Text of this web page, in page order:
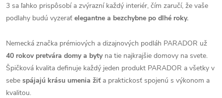
3 sa ľahko prispôsobí a zvýrazní každý interiér, čím zaručí, že vaše
podlahy budú vyzerať elegantne a bezchybne po dlhé roky.
Nemecká značka prémiových a dizajnových podláh PARADOR už
40 rokov pretvára domy a byty na tie najkrajšie domovy na svete.
Špičková kvalita definuje každý jeden produkt PARADOR a všetky v
sebe spájajú krásu umenia žiť a praktickosť spojenú s výkonom a
kvalitou.